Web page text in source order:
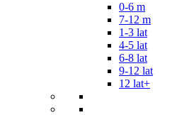
0-6 m
7-12 m
1-3 lat
4-5 lat
6-8 lat
9-12 lat
12 lat+